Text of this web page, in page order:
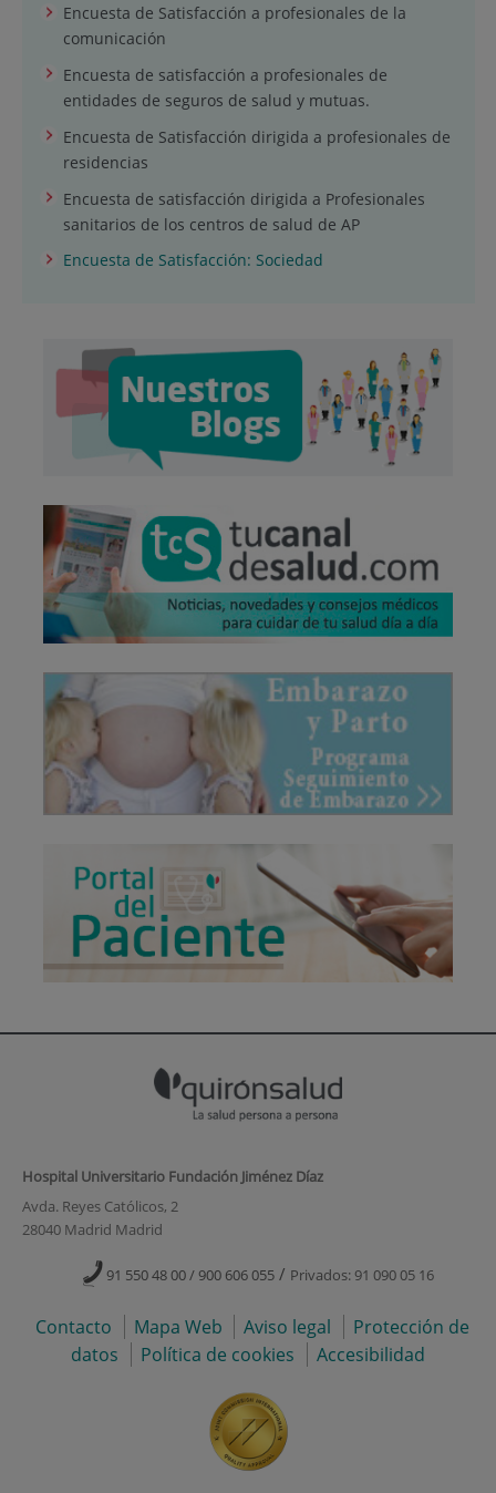
Encuesta de Satisfacción a profesionales de la
comunicación
Encuesta de satisfacción a profesionales de
entidades de seguros de salud y mutuas.
Encuesta de Satisfacción dirigida a profesionales de
residencias
Encuesta de satisfacción dirigida a Profesionales
sanitarios de los centros de salud de AP
Encuesta de Satisfacción: Sociedad
Hospital Universitario Fundación Jiménez Díaz
Avda. Reyes Católicos, 2
28040 Madrid Madrid
91 550 48 00 / 900 606 055 / Privados: 91 090 05 16
Contacto Mapa Web Aviso legal
Protección de
datos
Política de cookies Accesibilidad